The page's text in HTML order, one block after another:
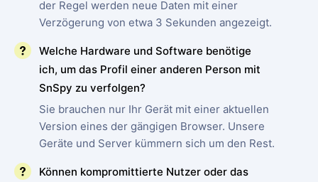
der Regel werden neue Daten mit einer
Verzögerung von etwa 3 Sekunden angezeigt.
Welche Hardware und Software benötige
ich, um das Profil einer anderen Person mit
SnSpy zu verfolgen?
Sie brauchen nur Ihr Gerät mit einer aktuellen
Version eines der gängigen Browser. Unsere
Geräte und Server kümmern sich um den Rest.
Können kompromittierte Nutzer oder das